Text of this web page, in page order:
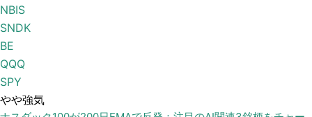
NBIS
SNDK
BE
QQQ
SPY
やや強気